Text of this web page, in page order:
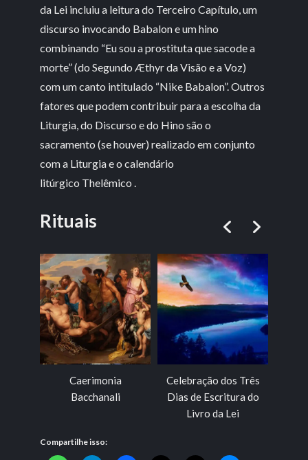
da Lei incluiu a leitura do Terceiro Capítulo, um
discurso invocando Babalon e um hino
combinando “Eu sou a prostituta que sacode a
morte” (do Segundo Æthyr da Visão e a Voz)
com um canto intitulado “Nike Babalon”. Outros
fatores que podem contribuir para a escolha da
Liturgia, do Discurso e do Hino são o
sacramento (se houver) realizado em conjunto
com a Liturgia e o calendário
litúrgico Thelêmico .
Rituais
Caerimonia
Bacchanali
Celebração dos Três
Dias de Escritura do
Livro da Lei
Compartilhe isso: